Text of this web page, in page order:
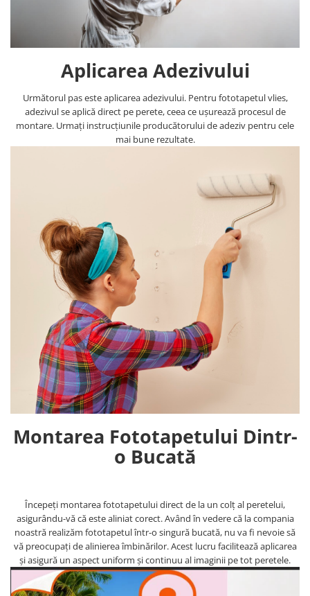
Aplicarea Adezivului
Următorul pas este aplicarea adezivului. Pentru fototapetul vlies,
adezivul se aplică direct pe perete, ceea ce ușurează procesul de
montare. Urmați instrucțiunile producătorului de adeziv pentru cele
mai bune rezultate.
Montarea Fototapetului Dintr-
o Bucată
Începeți montarea fototapetului direct de la un colț al peretelui,
asigurându-vă că este aliniat corect. Având în vedere că la compania
noastră realizăm fototapetul într-o singură bucată, nu va fi nevoie să
vă preocupați de alinierea îmbinărilor. Acest lucru facilitează aplicarea
și asigură un aspect uniform și continuu al imaginii pe tot peretele.